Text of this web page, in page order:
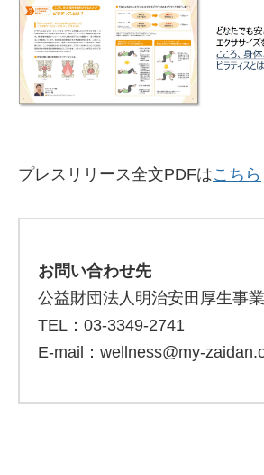
プレスリリース全文PDFはこちら
お問い合わせ先
公益財団法人明治安田厚生事
TEL：03-3349-2741
E-mail：wellness@my-